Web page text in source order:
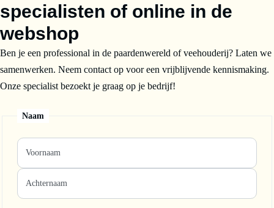
specialisten of online in de
webshop
Ben je een professional in de paardenwereld of veehouderij? Laten we
samenwerken. Neem contact op voor een vrijblijvende kennismaking.
Onze specialist bezoekt je graag op je bedrijf!
Naam